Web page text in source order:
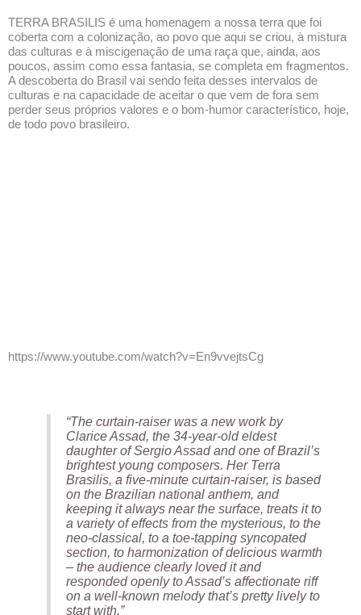
TERRA BRASILIS é uma homenagem a nossa terra que foi
coberta com a colonização, ao povo que aqui se criou, à mistura
das culturas e à miscigenação de uma raça que, ainda, aos
poucos, assim como essa fantasia, se completa em fragmentos.
A descoberta do Brasil vai sendo feita desses intervalos de
culturas e na capacidade de aceitar o que vem de fora sem
perder seus próprios valores e o bom-humor característico, hoje,
de todo povo brasileiro.
https://www.youtube.com/watch?v=En9vvejtsCg
“The curtain-raiser was a new work by
Clarice Assad, the 34-year-old eldest
daughter of Sergio Assad and one of Brazil’s
brightest young composers. Her Terra
Brasilis, a five-minute curtain-raiser, is based
on the Brazilian national anthem, and
keeping it always near the surface, treats it to
a variety of effects from the mysterious, to the
neo-classical, to a toe-tapping syncopated
section, to harmonization of delicious warmth
– the audience clearly loved it and
responded openly to Assad’s affectionate riff
on a well-known melody that’s pretty lively to
start with.”